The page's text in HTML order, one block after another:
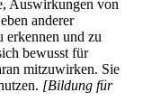
Auswirkungen von
anderer
erkennen und zu
bewusst für
mitzuwirken. Sie
[Bildung für